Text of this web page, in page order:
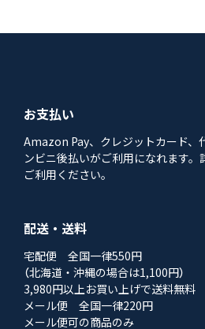
お支払い
Amazon Pay、クレジットカード、
ンビニ後払いがご利用になれます
ご利用ください。
配送・送料
宅配便 全国一律550円
（北海道・沖縄の場合は1,100円）
3,980円以上お買い上げで送料無料
メール便 全国一律220円
メール便可の商品のみ